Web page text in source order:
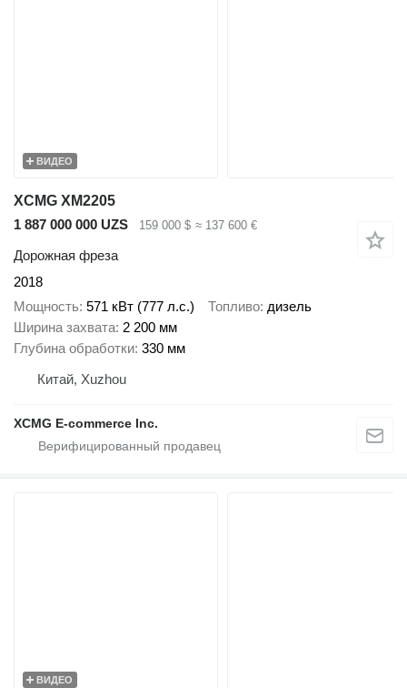
ВИДЕО
XCMG XM2205
1 887 000 000 UZS
159 000 $ ≈ 137 600 €
Дорожная фреза
2018
Мощность 571 кВт (777 л.с.) Топливо дизель
Ширина захвата 2 200 мм
Глубина обработки 330 мм
Китай, Xuzhou
XCMG E-commerce Inc.
ВИДЕО